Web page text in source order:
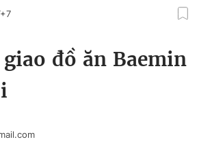
đồ ăn Baemin